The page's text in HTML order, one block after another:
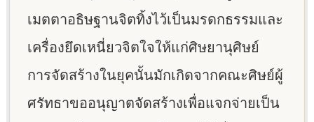
เมตตาอธิษฐานจิตทิ้งไว้เป็นมรดกธรรมและ
เครื่องยึดเหนี่ยวจิตใจให้แก่ศิษยานุศิษย์
การจัดสร้างในยุคนั้นมักเกิดจากคณะศิษย์ผู้
ศรัทธาขออนุญาตจัดสร้างเพื่อแจกจ่ายเป็น